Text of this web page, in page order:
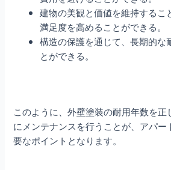
建物の美観と価値を維持するこ
満足度を高めることができる。
構造の保護を通じて、長期的な
とができる。
このように、外壁塗装の耐用年数を正
にメンテナンスを行うことが、アパー
要なポイントとなります。